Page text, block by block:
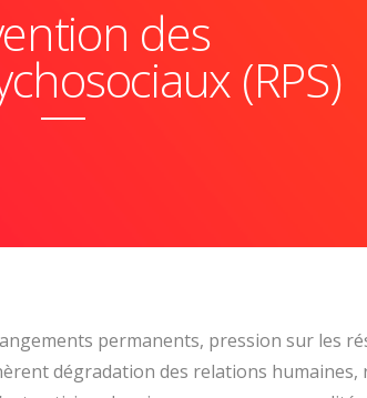
des
(RPS)
permanents, pression sur les
dégradation des relations humaines,